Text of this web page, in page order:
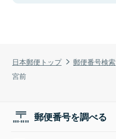
日本郵便トップ 郵便番号検索
宮前
郵便番号を調べる